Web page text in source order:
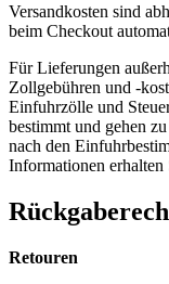
Versandkosten sind
beim Checkout
Für Lieferungen
Zollgebühren und -
Einfuhrzölle und
bestimmt und gehen
nach den
Informationen
Retouren